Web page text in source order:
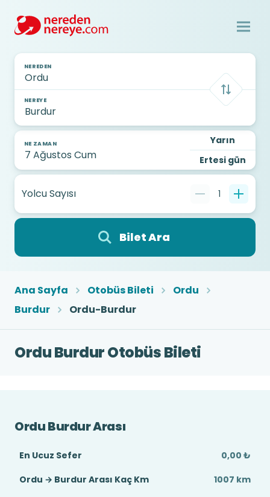
NEREDEN
NEREYE
NE ZAMAN
Yarın
Ertesi gün
Yolcu Sayısı 1
Bilet Ara
Ana Sayfa Otobüs Bileti
Ordu
Burdur
Ordu-Burdur
Ordu Burdur Otobüs Bileti
Ordu Burdur Arası
En Ucuz Sefer
0,00 ₺
Ordu → Burdur Arası Kaç Km
1007 km